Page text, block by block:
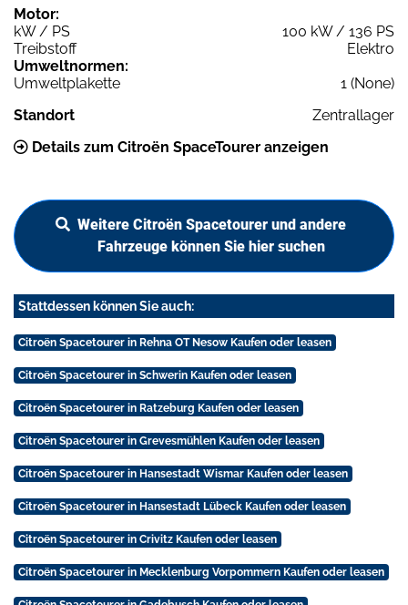
Motor:
kW / PS
100 kW / 136 PS
Treibstoff
Elektro
Umweltnormen:
Umweltplakette
1 (None)
Standort
Zentrallager
Details zum Citroën SpaceTourer anzeigen
Weitere Citroën Spacetourer und andere
Fahrzeuge können Sie hier suchen
Stattdessen können Sie auch:
Citroën Spacetourer in Rehna OT Nesow Kaufen oder leasen
Citroën Spacetourer in Schwerin Kaufen oder leasen
Citroën Spacetourer in Ratzeburg Kaufen oder leasen
Citroën Spacetourer in Grevesmühlen Kaufen oder leasen
Citroën Spacetourer in Hansestadt Wismar Kaufen oder leasen
Citroën Spacetourer in Hansestadt Lübeck Kaufen oder leasen
Citroën Spacetourer in Crivitz Kaufen oder leasen
Citroën Spacetourer in Mecklenburg Vorpommern Kaufen oder leasen